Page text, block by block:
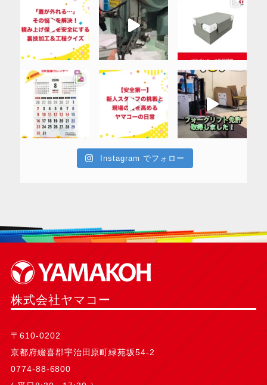
Instagram でフォロー
株式会社ヤマコー
〒610-0202
京都府綴喜郡宇治田原町緑苑坂54-2
0774-88-6800